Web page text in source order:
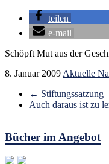
teilen
e-mail
Schöpft Mut aus der
8. Januar 2009 Aktuelle
← Stiftungssatzung
Auch daraus ist zu
Bücher im Angebot